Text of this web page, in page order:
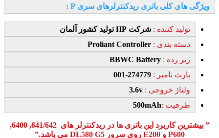
ویژگی های کلی باتری ریدکنترلرهای سری P :
تولید کننده : شرکت HP تولید کشور آلمان
دسته بندی : Proliant Controller
زیر رده : BBWC Battery
پارت نامبر : 274779-001
ولتاژ خروجی : 3.6v
ظرفیت :500mAh
” بیشترین کاربرد این باتری ها در ریدکنترلر های 641/642, 6400,
P600 و E200 روی سرور DL580 G5 می باشد.”